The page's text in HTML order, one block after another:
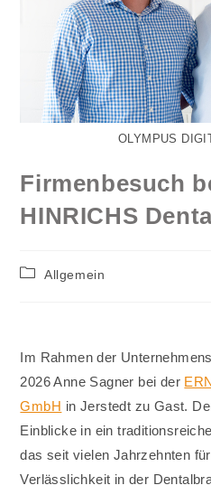
OLYMPUS
Firmenbesuch
HINRICHS
Beitrags-
Allgemein
Im Rahmen der
2026 Anne Sagner bei der
GmbH⁠ in Jerstedt zu Gast.
Einblicke in ein
das seit vielen Jahrzehnten
Verlässlichkeit in der